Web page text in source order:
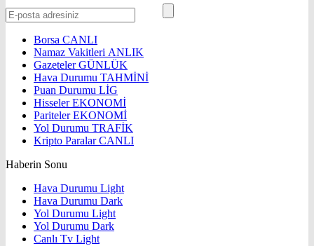
Borsa CANLI
Namaz Vakitleri ANLIK
GazetelerGÜNLÜK
Hava Durumu TAHMİNİ
Puan Durumu LİG
HisselerEKONOMİ
ParitelerEKONOMİ
Yol Durumu TRAFİK
Kripto ParalarCANLI
Haberin Sonu
Hava Durumu Light
Hava Durumu Dark
Yol Durumu Light
Yol Durumu Dark
Canlı Tv Light